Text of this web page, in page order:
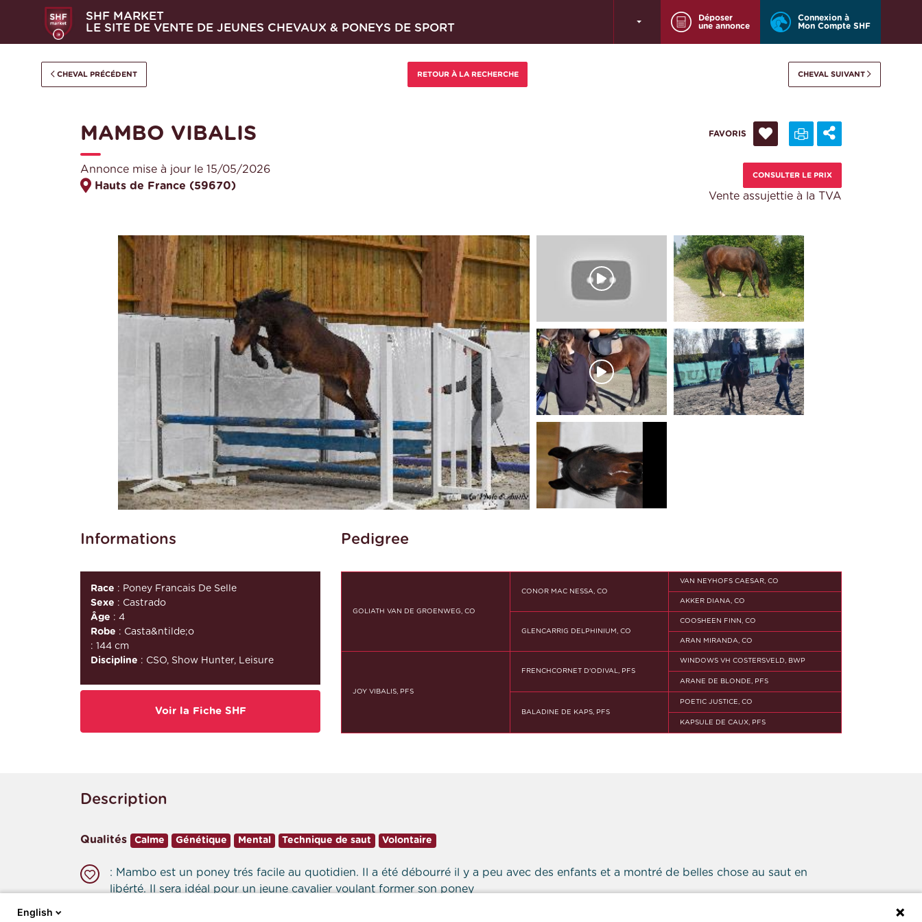
SHF MARKET
LE SITE DE VENTE DE JEUNES CHEVAUX & PONEYS DE SPORT
Déposer
une annonce
Connexion à
Mon Compte SHF
CHEVAL PRÉCÉDENT CHEVAL SUIVANT
MAMBO VIBALIS
CONSULTER LE PRIX
Vente assujettie à la TVA
FAVORIS
Annonce mise à jour le 15/05/2026
Hauts de France (59670)
Informations Pedigree
Race : Poney Francais De Selle
Sexe : Castrado
Âge : 4
Robe : Casta&ntilde;o
: 144 cm
Discipline : CSO, Show Hunter, Leisure
Voir la Fiche SHF
GOLIATH VAN DE GROENWEG, CO
CONOR MAC NESSA, CO
VAN NEYHOFS CAESAR, CO
AKKER DIANA, CO
GLENCARRIG DELPHINIUM, CO
COOSHEEN FINN, CO
ARAN MIRANDA, CO
JOY VIBALIS, PFS
FRENCHCORNET D'ODIVAL, PFS
WINDOWS VH COSTERSVELD, BWP
ARANE DE BLONDE, PFS
BALADINE DE KAPS, PFS
POETIC JUSTICE, CO
KAPSULE DE CAUX, PFS
Description
Qualités Calme Génétique Mental Technique de saut Volontaire
: Mambo est un poney trés facile au quotidien. Il a été débourré il y a peu avec des enfants et a montré de belles chose au saut en
libérté. Il sera idéal pour un jeune cavalier voulant former son poney
English